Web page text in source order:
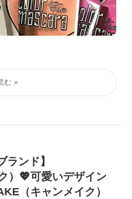
ランド】
）💖可愛いデザイン
（キャンメイク）